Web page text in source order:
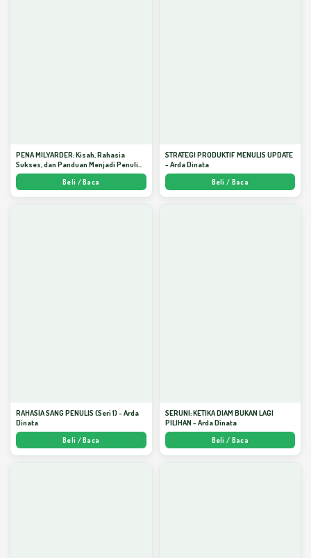
PENA MILYARDER: Kisah, Rahasia
Sukses, dan Panduan Menjadi Penulis 1
Milyar di KBM App dari Nol - Arda Dinata
Beli / Baca
STRATEGI PRODUKTIF MENULIS UPDATE
- Arda Dinata
Beli / Baca
RAHASIA SANG PENULIS (Seri 1) - Arda
Dinata
Beli / Baca
SERUNI: KETIKA DIAM BUKAN LAGI
PILIHAN - Arda Dinata
Beli / Baca